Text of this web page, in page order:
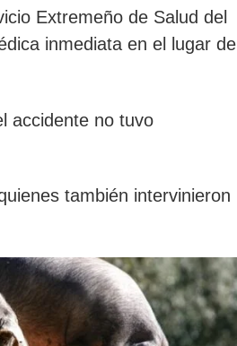
Extremeño de Salud del
inmediata en el lugar de
accidente no tuvo
también intervinieron